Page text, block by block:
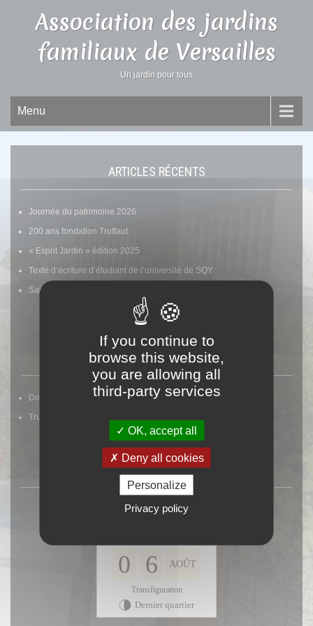
Association des jardins
familiaux de Versailles
Un jardin pour tous
Menu
ARTICLES RÉCENTS
Journée du patrimoine 2026
200 ans fondation Truffaut
« Esprit Jardin » édition 2025
Texte d’écriture d’étudiant de l’université de SQY
Saint FIACRE Patron des jardiniers
Voir tous les articles
LIENS UTILES
Documents à télécharger
Trucs et astuces du jardinier
DATE DU JOUR
Aujourd'hui
0 6 AOÛT
Transfiguration
U Dernier quartier
If you continue to
browse this website,
you are allowing all
third-party services
OK, accept all
Deny all cookies
Personalize
Privacy policy